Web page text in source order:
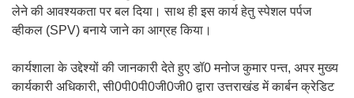
लेने की आवश्यकता पर बल दिया। साथ ही इस कार्य हेतु स्पेशल पर्पज
व्हीकल (SPV) बनाये जाने का आग्रह किया।
कार्यशाला के उद्देश्यों की जानकारी देते हुए डॉ0 मनोज कुमार पन्त, अपर मुख्य
कार्यकारी अधिकारी, सी0पी0पी0जी0जी0 द्वारा उत्तराखंड में कार्बन क्रेडिट